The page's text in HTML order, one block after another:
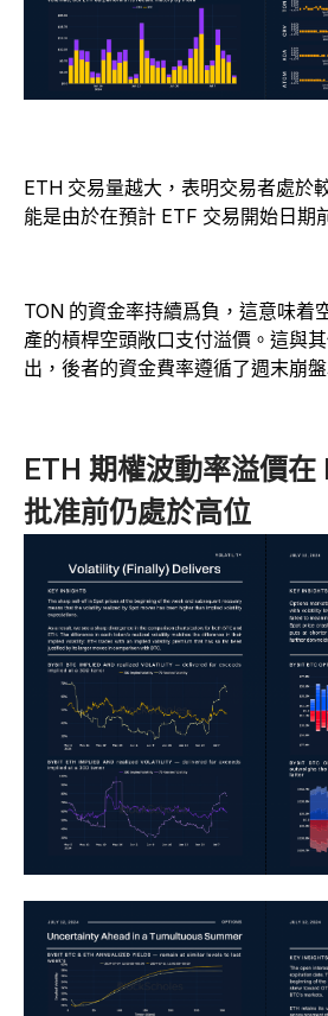
ETH 交易量越大，表明交易者處於
能是由於在預計 ETF 交易開始日期
TON 的資金率持續爲負，這意味着
產的槓桿空頭敞口支付溢價。這與
出，後者的資金費率遵循了週末崩
ETH 期權波動率溢價在
批准前仍處於高位